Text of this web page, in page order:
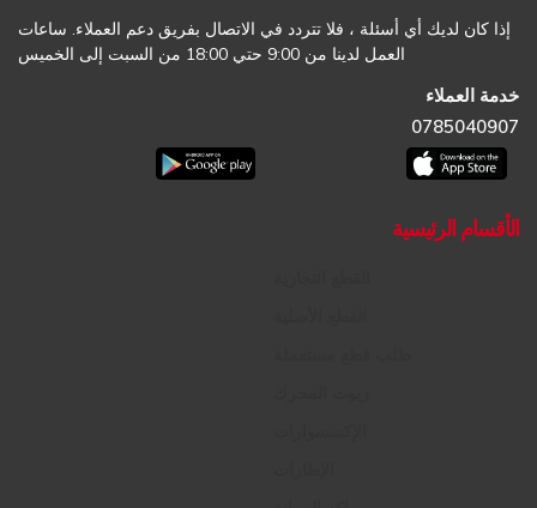
إذا كان لديك أي أسئلة ، فلا تتردد في الاتصال بفريق دعم العملاء. ساعات
العمل لدينا من 9:00 حتي 18:00 من السبت إلى الخميس
خدمة العملاء
0785040907
الأقسام الرئيسية